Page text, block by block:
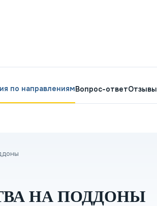
по направлениямВопрос-ответОтзывы
НА ПОДДОНЫ